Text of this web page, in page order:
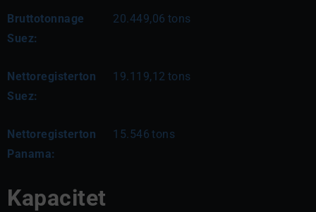
Bruttotonnage
Suez:
20.449,06 tons
Nettoregisterton
Suez:
19.119,12 tons
Nettoregisterton
Panama:
15.546 tons
Kapacitet